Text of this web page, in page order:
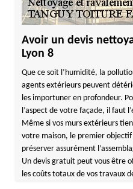
Avoir un devis
Lyon 8
Que ce soit l’humidité, la
agents extérieurs peuvent
les importuner en profondeur.
l’aspect de votre façade, il faut
Même si vos murs extérieurs
votre maison, le premier
préserver assurément
Un devis gratuit peut vous être
les coûts totaux de vos travaux